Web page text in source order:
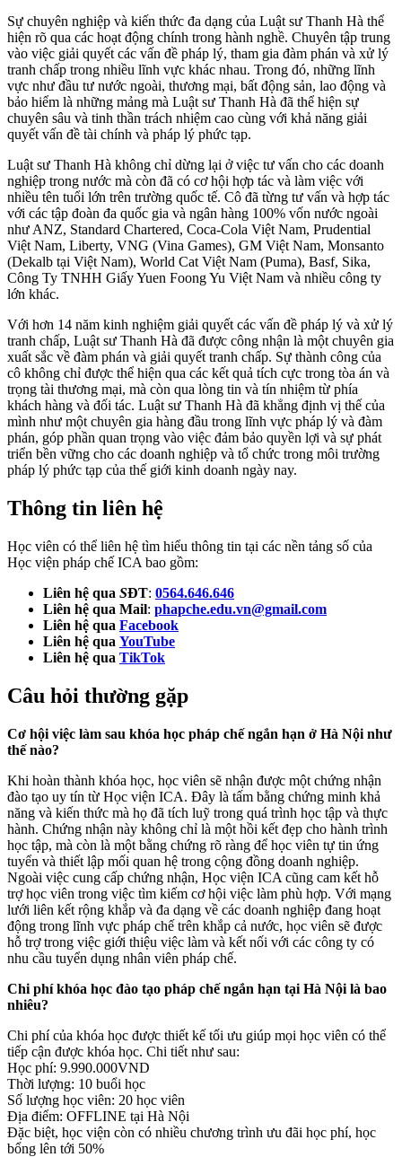
Sự chuyên nghiệp và kiến thức đa dạng của Luật sư Thanh Hà thể
hiện rõ qua các hoạt động chính trong hành nghề. Chuyên tập trung
vào việc giải quyết các vấn đề pháp lý, tham gia đàm phán và xử lý
tranh chấp trong nhiều lĩnh vực khác nhau. Trong đó, những lĩnh
vực như đầu tư nước ngoài, thương mại, bất động sản, lao động và
bảo hiểm là những mảng mà Luật sư Thanh Hà đã thể hiện sự
chuyên sâu và tinh thần trách nhiệm cao cùng với khả năng giải
quyết vấn đề tài chính và pháp lý phức tạp.
Luật sư Thanh Hà không chỉ dừng lại ở việc tư vấn cho các doanh
nghiệp trong nước mà còn đã có cơ hội hợp tác và làm việc với
nhiều tên tuổi lớn trên trường quốc tế. Cô đã từng tư vấn và hợp tác
với các tập đoàn đa quốc gia và ngân hàng 100% vốn nước ngoài
như ANZ, Standard Chartered, Coca-Cola Việt Nam, Prudential
Việt Nam, Liberty, VNG (Vina Games), GM Việt Nam, Monsanto
(Dekalb tại Việt Nam), World Cat Việt Nam (Puma), Basf, Sika,
Công Ty TNHH Giấy Yuen Foong Yu Việt Nam và nhiều công ty
lớn khác.
Với hơn 14 năm kinh nghiệm giải quyết các vấn đề pháp lý và xử lý
tranh chấp, Luật sư Thanh Hà đã được công nhận là một chuyên gia
xuất sắc về đàm phán và giải quyết tranh chấp. Sự thành công của
cô không chỉ được thể hiện qua các kết quả tích cực trong tòa án và
trọng tài thương mại, mà còn qua lòng tin và tín nhiệm từ phía
khách hàng và đối tác. Luật sư Thanh Hà đã khẳng định vị thế của
mình như một chuyên gia hàng đầu trong lĩnh vực pháp lý và đàm
phán, góp phần quan trọng vào việc đảm bảo quyền lợi và sự phát
triển bền vững cho các doanh nghiệp và tổ chức trong môi trường
pháp lý phức tạp của thế giới kinh doanh ngày nay.
Thông tin liên hệ
Học viên có thể liên hệ tìm hiểu thông tin tại các nền tảng số của
Học viện pháp chế ICA bao gồm:
Liên hệ qua SĐT: 0564.646.646
Liên hệ qua Mail: phapche.edu.vn@gmail.com
Liên hệ qua Facebook
Liên hệ qua YouTube
Liên hệ qua TikTok
Câu hỏi thường gặp
Cơ hội việc làm sau khóa học pháp chế ngắn hạn ở Hà Nội như
thế nào?
Khi hoàn thành khóa học, học viên sẽ nhận được một chứng nhận
đào tạo uy tín từ Học viện ICA. Đây là tấm bằng chứng minh khả
năng và kiến thức mà họ đã tích luỹ trong quá trình học tập và thực
hành. Chứng nhận này không chỉ là một hồi kết đẹp cho hành trình
học tập, mà còn là một bằng chứng rõ ràng để học viên tự tin ứng
tuyển và thiết lập mối quan hệ trong cộng đồng doanh nghiệp.
Ngoài việc cung cấp chứng nhận, Học viện ICA cũng cam kết hỗ
trợ học viên trong việc tìm kiếm cơ hội việc làm phù hợp. Với mạng
lưới liên kết rộng khắp và đa dạng về các doanh nghiệp đang hoạt
động trong lĩnh vực pháp chế trên khắp cả nước, học viên sẽ được
hỗ trợ trong việc giới thiệu việc làm và kết nối với các công ty có
nhu cầu tuyển dụng nhân viên pháp chế.
Chi phí khóa học đào tạo pháp chế ngắn hạn tại Hà Nội là bao
nhiêu?
Chi phí của khóa học được thiết kế tối ưu giúp mọi học viên có thể
tiếp cận được khóa học. Chi tiết như sau:
Học phí: 9.990.000VND
Thời lượng: 10 buổi học
Số lượng học viên: 20 học viên
Địa điểm: OFFLINE tại Hà Nội
Đặc biệt, học viện còn có nhiều chương trình ưu đãi học phí, học
bổng lên tới 50%